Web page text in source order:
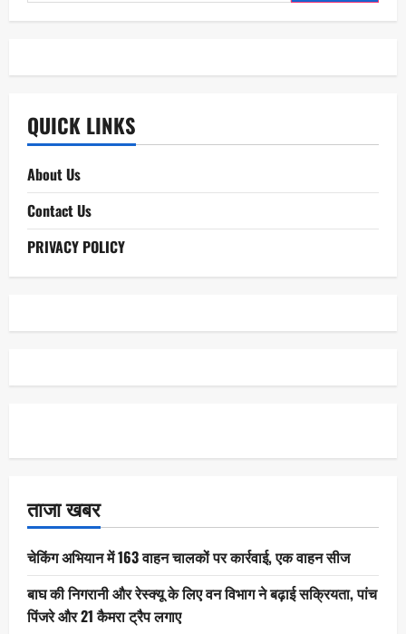
for:
QUICK LINKS
About Us
Contact Us
PRIVACY POLICY
ताजा खबर
चेकिंग अभियान में 163 वाहन चालकों पर कार्रवाई, एक वाहन सीज
बाघ की निगरानी और रेस्क्यू के लिए वन विभाग ने बढ़ाई सक्रियता, पांच
पिंजरे और 21 कैमरा ट्रैप लगाए